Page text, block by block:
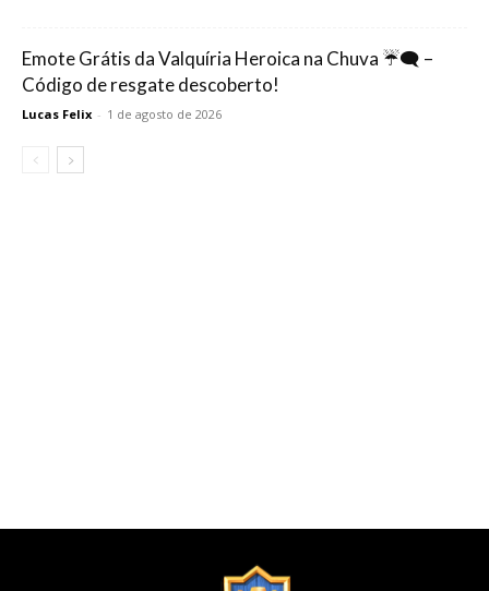
Emote Grátis da Valquíria Heroica na Chuva ☔🗨️ –
Código de resgate descoberto!
Lucas Felix - 1 de agosto de 2026